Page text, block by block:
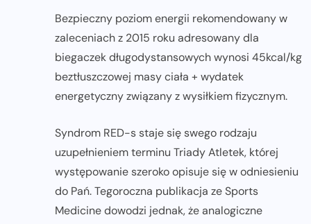
Bezpieczny poziom energii rekomendowany w
zaleceniach z 2015 roku adresowany dla
biegaczek długodystansowych wynosi 45kcal/kg
beztłuszczowej masy ciała + wydatek
energetyczny związany z wysiłkiem fizycznym.
Syndrom RED-s staje się swego rodzaju
uzupełnieniem terminu Triady Atletek, której
występowanie szeroko opisuje się w odniesieniu
do Pań. Tegoroczna publikacja ze Sports
Medicine dowodzi jednak, że analogiczne